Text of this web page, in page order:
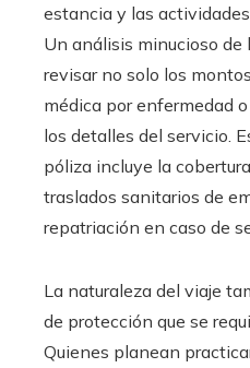
estancia y las
Un análisis minucioso
revisar no solo los
médica por enfermedad
los detalles del servicio.
póliza incluye la
traslados sanitarios de
repatriación en caso de
La naturaleza del viaje
de protección que se
Quienes planean